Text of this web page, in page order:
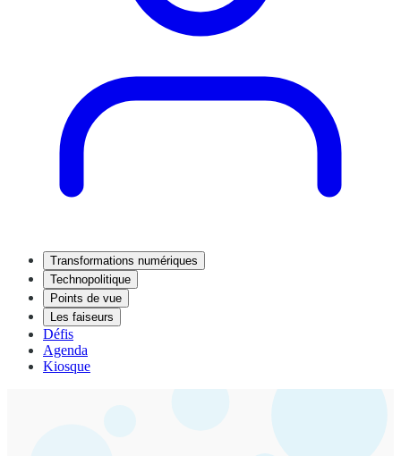
Transformations numériques
Technopolitique
Points de vue
Les faiseurs
Défis
Agenda
Kiosque